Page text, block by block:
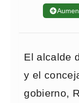
➕
El alcalde
y el
gobierno,